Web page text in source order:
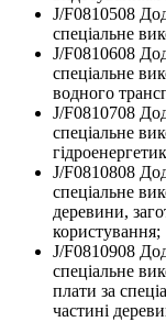
J/F0810508
спеціальне
J/F0810608
спеціальне
водного
J/F0810708
спеціальне
J/F0810808
спеціальне
деревини,
користування;
J/F0810908
спеціальне
плати за
частині